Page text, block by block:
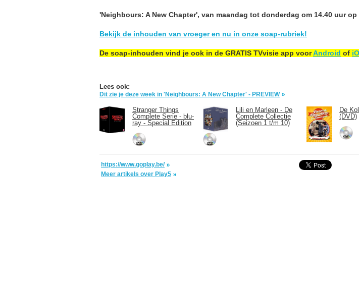
'Neighbours: A New Chapter', van maandag tot donderdag om 14.40 uur op
Bekijk de inhouden van vroeger en nu in onze soap-rubriek!
De soap-inhouden vind je ook in de GRATIS TVvisie app voorAndroid of
Lees ook:
Dit zie je deze week in 'Neighbours: A New Chapter' - PREVIEW
Stranger Things
Complete Serie - blu-
ray - Special Edition
Lili en Marleen - De
Complete Collectie
(Seizoen 1 t/m 10)
De
(DVD)
https://www.goplay.be/
Meer artikels over Play5